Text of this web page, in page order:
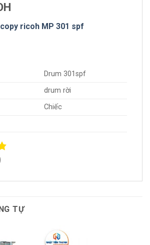
ricoh MP 301 spf
Drum 301spf
drum rời
Chiếc
TỰ